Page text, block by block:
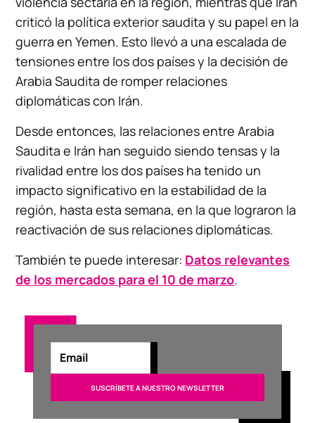
criticó la política exterior saudita y su papel en la
guerra en Yemen. Esto llevó a una escalada de
tensiones entre los dos países y la decisión de
Arabia Saudita de romper relaciones
diplomáticas con Irán.
Desde entonces, las relaciones entre Arabia
Saudita e Irán han seguido siendo tensas y la
rivalidad entre los dos países ha tenido un
impacto significativo en la estabilidad de la
región, hasta esta semana, en la que lograron la
reactivación de sus relaciones diplomáticas.
También te puede interesar: Datos relevantes
de los mercados para el 10 de marzo.